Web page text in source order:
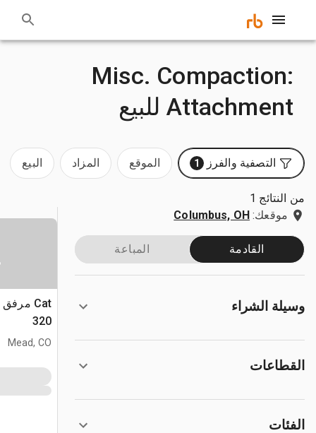
:Misc. Compaction
Attachment للبيع
التصفية والفرز 1 الموقع المزاد البيع
من النتائج 1
موقعك: Columbus, OH
القادمة المباعة
وسيلة الشراء
القطاعات
الفئات
320
Mead, CO